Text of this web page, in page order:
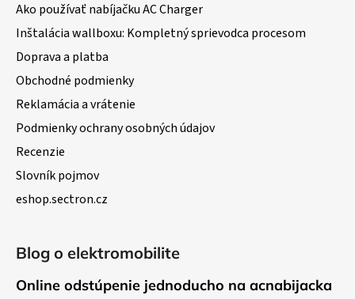
Ako používať nabíjačku AC Charger
Inštalácia wallboxu: Kompletný sprievodca procesom
Doprava a platba
Obchodné podmienky
Reklamácia a vrátenie
Podmienky ochrany osobných údajov
Recenzie
Slovník pojmov
eshop.sectron.cz
Blog o elektromobilite
Online odstúpenie jednoducho na acnabijacka